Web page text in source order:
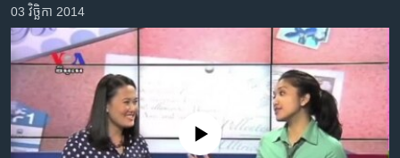
ទំព័រ​
ព័ត៌មាន​​
តែ​
និង​
ចូល​
ហេឡូវីអូអេ
កម្ពុជាច្នៃប្រតិដ្ឋ
ព្រឹត្តិការណ៍ព័ត៌មាន
ទូរទស្សន៍ / វីដេអូ​
វិទ្យុ / ផតខាសថ៍
03 វិច្ឆិកា 2014
No media source currently available